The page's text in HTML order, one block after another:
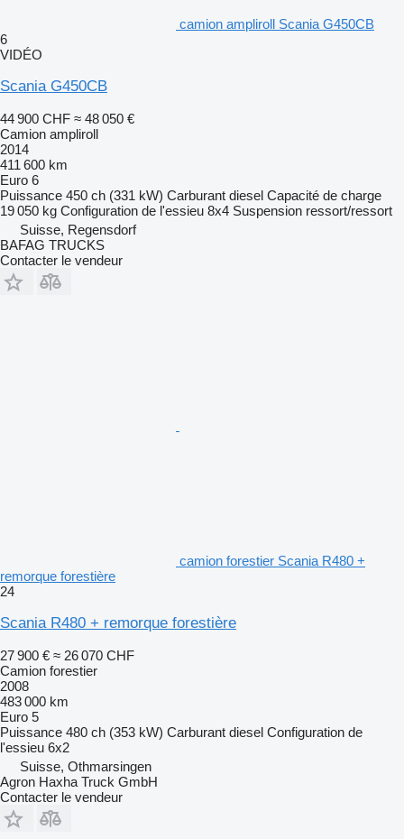
camion ampliroll Scania G450CB
6
VIDÉO
Scania G450CB
44 900 CHF ≈ 48 050 €
Camion ampliroll
2014
411 600 km
Euro 6
Puissance 450 ch (331 kW) Carburant diesel Capacité de charge
19 050 kg Configuration de l'essieu 8x4 Suspension ressort/ressort
Suisse, Regensdorf
BAFAG TRUCKS
Contacter le vendeur
camion forestier Scania R480 +
remorque forestière
24
Scania R480 + remorque forestière
27 900 € ≈ 26 070 CHF
Camion forestier
2008
483 000 km
Euro 5
Puissance 480 ch (353 kW) Carburant diesel Configuration de
l'essieu 6x2
Suisse, Othmarsingen
Agron Haxha Truck GmbH
Contacter le vendeur